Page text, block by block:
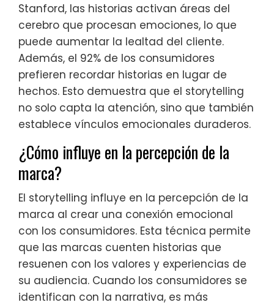
Stanford, las historias activan áreas del
cerebro que procesan emociones, lo que
puede aumentar la lealtad del cliente.
Además, el 92% de los consumidores
prefieren recordar historias en lugar de
hechos. Esto demuestra que el storytelling
no solo capta la atención, sino que también
establece vínculos emocionales duraderos.
¿Cómo influye en la percepción de la
marca?
El storytelling influye en la percepción de la
marca al crear una conexión emocional
con los consumidores. Esta técnica permite
que las marcas cuenten historias que
resuenen con los valores y experiencias de
su audiencia. Cuando los consumidores se
identifican con la narrativa, es más